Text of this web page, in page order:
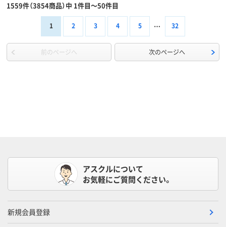
1559件（3854商品）中 1件目～50件目
1 2 3 4 5 32
前のページへ 次のページへ
アスクルについて
お気軽にご質問ください。
新規会員登録